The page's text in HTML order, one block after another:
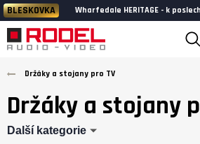
BLESKOVKA Wharfedale HERITAGE - k
Držáky a stojany pro TV
Držáky a stojany
Další kategorie